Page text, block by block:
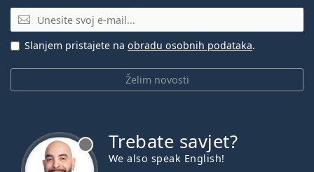
E-mail
Želim novosti
Slanjem pristajete na obradu osobnih podataka.
Trebate savjet?
We also speak English!